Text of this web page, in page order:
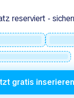
reserviert -
gratis inserieren